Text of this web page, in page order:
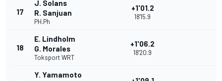
17
J. Solans
R. Sanjuan
PH.Ph
+1'01.2
18'15.9
18
E. Lindholm
G. Morales
Toksport WRT
+1'06.2
18'20.9
Y. Yamamoto